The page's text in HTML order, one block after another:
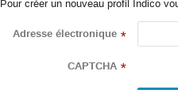
Pour créer un nouveau profil Indico
Adresse électronique *
CAPTCHA *